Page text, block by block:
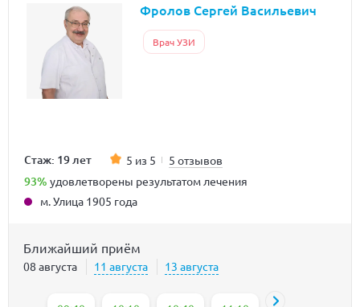
Фролов Сергей Васильевич
Врач УЗИ
Стаж: 19 лет 5 из 5 5 отзывов
93% удовлетворены результатом лечения
м. Улица 1905 года
Ближайший приём
08 августа 11 августа 13 августа